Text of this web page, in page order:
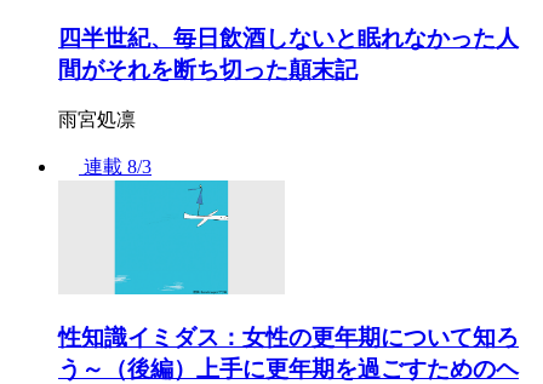
四半世紀、毎日飲酒しないと眠れなかった人
間がそれを断ち切った顛末記
雨宮処凛
連載 8/3
性知識イミダス：女性の更年期について知ろ
う～（後編）上手に更年期を過ごすためのヘ